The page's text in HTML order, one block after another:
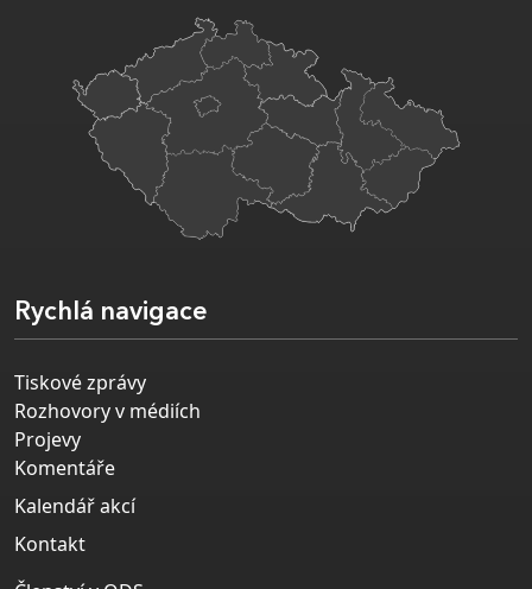
Rychlá navigace
Tiskové zprávy
Rozhovory v médiích
Projevy
Komentáře
Kalendář akcí
Kontakt